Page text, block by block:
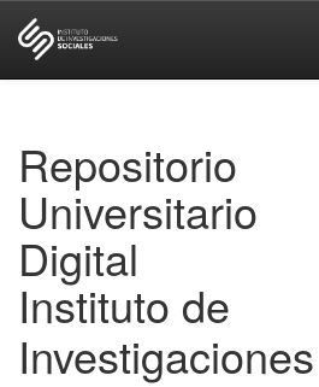
Repositorio
Universitario
Digital
Instituto de